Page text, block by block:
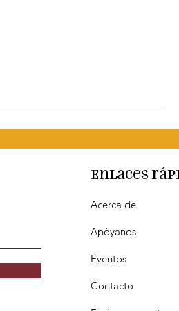
Enlaces
Acerca de
Apóyanos
Eventos
Contacto